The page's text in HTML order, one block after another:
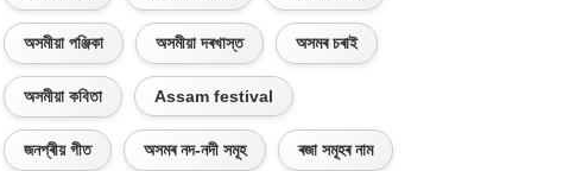
অসমীয়া পঞ্জিকা অসমীয়া দৰখাস্ত অসমৰ চৰাই
অসমীয়া কবিতা Assam festival
জনপ্ৰীয় গীত অসমৰ নদ-নদী সমূহ ৰজা সমূহৰ নাম